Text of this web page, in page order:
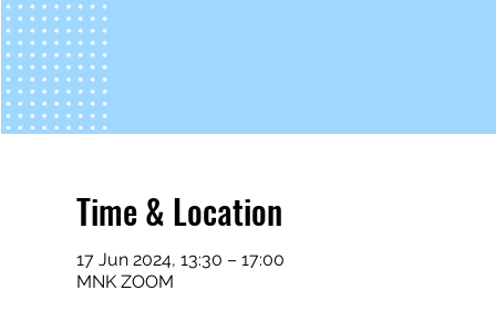
Time & Location
17 Jun 2024, 13:30 – 17:00
MNK ZOOM